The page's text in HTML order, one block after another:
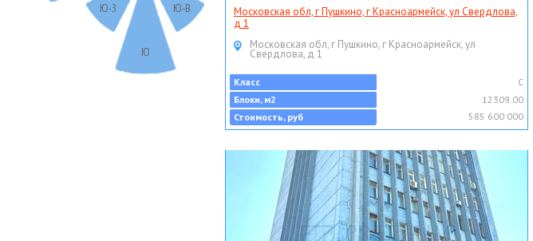
Ю-В
Ю
Ю-З
Московская обл, г Пушкино, г Красноармейск, ул Свердлова,
д 1
Московская обл, г Пушкино, г Красноармейск, ул
Свердлова, д 1
Класс
C
Блоки, м2
12309.00
Стоимость, руб
585 600 000